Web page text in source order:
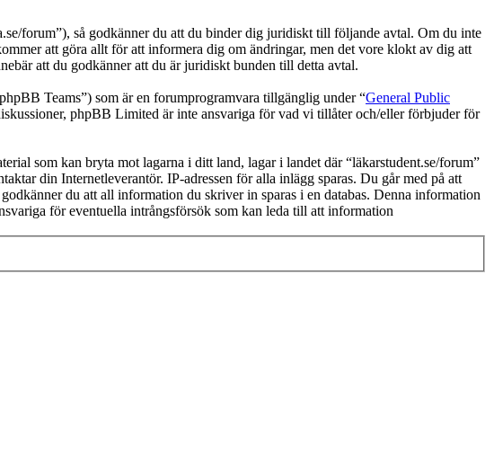
forum”), så godkänner du att du binder dig juridiskt till följande avtal. Om du inte
att göra allt för att informera dig om ändringar, men det vore klokt av dig att
att du godkänner att du är juridiskt bunden till detta avtal.
Teams”) som är en forumprogramvara tillgänglig under “General Public
phpBB Limited är inte ansvariga för vad vi tillåter och/eller förbjuder för
som kan bryta mot lagarna i ditt land, lagar i landet där “läkarstudent.se/forum”
din Internetleverantör. IP-adressen för alla inlägg sparas. Du går med på att
du att all information du skriver in sparas i en databas. Denna information
för eventuella intrångsförsök som kan leda till att information